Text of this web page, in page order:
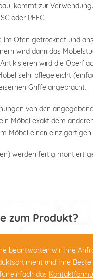
kommt zur
oder PEFC.
im Ofen getrocknet und
wird dann das
wird die
sehr pflegeleicht
Griffe angebracht.
von den
Möbel exakt dem
Möbel einen einzigartigen
werden fertig montiert
zum Produkt?
beantworten wir Ihre
und Ihre
einfach das